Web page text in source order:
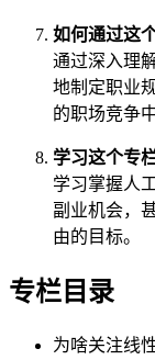
如何通过这
通过深入理
地制定职业
的职场竞争
学习这个专
学习掌握人
副业机会，
由的目标。
专栏目录
为啥关注线